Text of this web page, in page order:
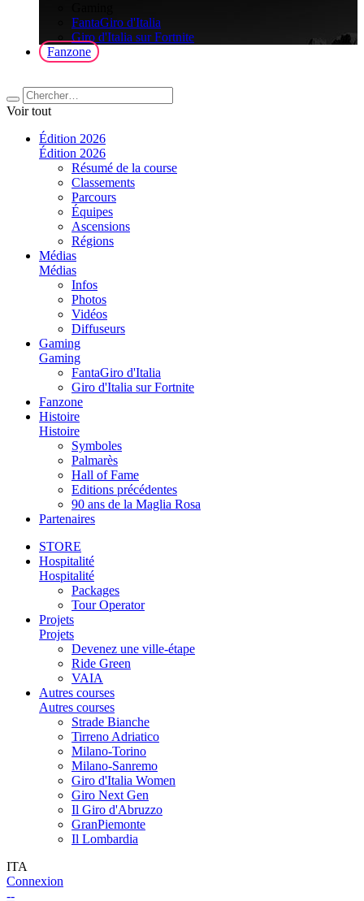
FantaGiro d'Italia
Giro d'Italia sur Fortnite
Fanzone
Voir tout
Édition 2026
Édition 2026
Résumé de la course
Classements
Parcours
Équipes
Ascensions
Régions
Médias
Médias
Infos
Photos
Vidéos
Diffuseurs
Gaming
Gaming
FantaGiro d'Italia
Giro d'Italia sur Fortnite
Fanzone
Histoire
Histoire
Symboles
Palmarès
Hall of Fame
Editions précédentes
90 ans de la Maglia Rosa
Partenaires
STORE
Hospitalité
Hospitalité
Packages
Tour Operator
Projets
Projets
Devenez une ville-étape
Ride Green
VAIA
Autres courses
Autres courses
Strade Bianche
Tirreno Adriatico
Milano-Torino
Milano-Sanremo
Giro d'Italia Women
Giro Next Gen
Il Giro d'Abruzzo
GranPiemonte
Il Lombardia
ITA
Connexion
--